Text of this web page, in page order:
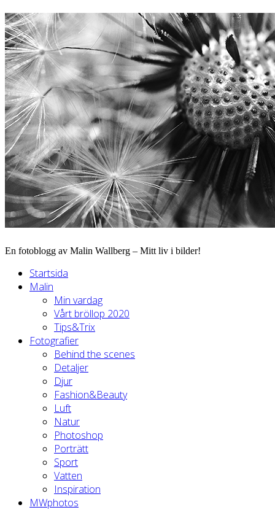
En fotoblogg av Malin Wallberg – Mitt liv i bilder!
Startsida
Malin
Min vardag
Vårt bröllop 2020
Tips&Trix
Fotografier
Behind the scenes
Detaljer
Djur
Fashion&Beauty
Luft
Natur
Photoshop
Porträtt
Sport
Vatten
Inspiration
MWphotos